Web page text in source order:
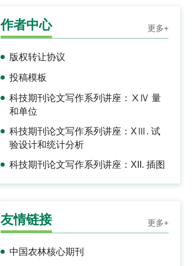
作者中心 更多+
版权转让协议
投稿模板
科技期刊论文写作系列讲座：ⅩⅣ 量
和单位
科技期刊论文写作系列讲座：XⅢ. 试
验设计和统计分析
科技期刊论文写作系列讲座：XII. 插图
友情链接 更多+
中国农林核心期刊